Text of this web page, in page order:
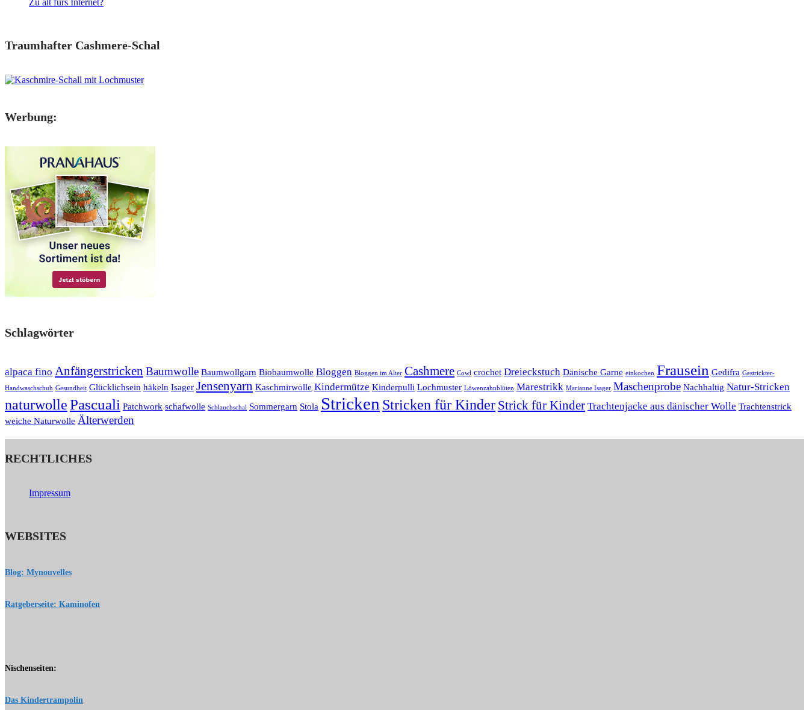
Zu alt fürs Internet?
Traumhafter Cashmere-Schal
Werbung:
Schlagwörter
alpaca fino Anfängerstricken Baumwolle Baumwollgarn Biobaumwolle Bloggen Bloggen im Alter Cashmere Cowl crochet Dreieckstuch Dänische Garne einkochen Frausein Gedifra Gestrickter-
Handwaschschuh Gesundheit Glücklichsein häkeln Isager Jensenyarn Kaschmirwolle Kindermütze Kinderpulli Lochmuster Löwenzahnblüten Marestrikk Marianne Isager Maschenprobe Nachhaltig Natur-Stricken
naturwollePascuali Patchwork schafwolle Schlauchschal Sommergarn Stola Stricken Stricken für Kinder Strick für Kinder Trachtenjacke aus dänischer Wolle Trachtenstrick
weiche Naturwolle Älterwerden
RECHTLICHES
Impressum
WEBSITES
Blog: Mynouvelles
Ratgeberseite: Kaminofen
Nischenseiten:
Das Kindertrampolin